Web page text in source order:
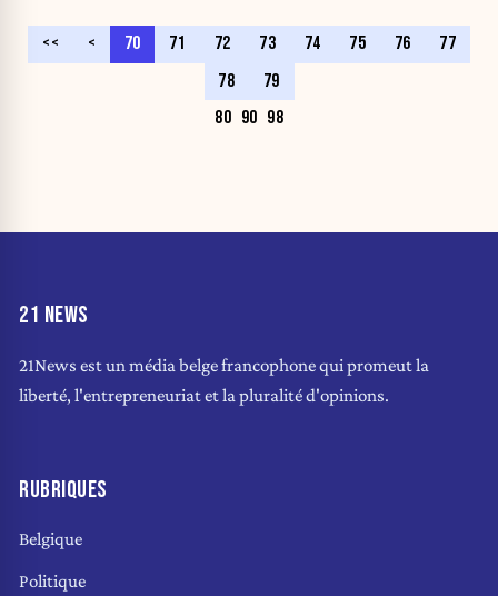
<< < 70 71 72 73 74 75 76
77
78
79
80 90 98
21 NEWS
21News est un média belge francophone qui promeut la
liberté, l'entrepreneuriat et la pluralité d'opinions.
RUBRIQUES
Belgique
Politique